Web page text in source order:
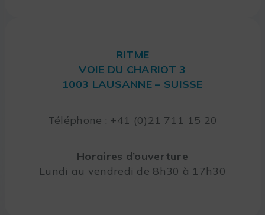
RITME
VOIE DU CHARIOT 3
1003 LAUSANNE – SUISSE
Téléphone : +41 (0)21 711 15 20
Horaires d’ouverture
Lundi au vendredi de 8h30 à 17h30